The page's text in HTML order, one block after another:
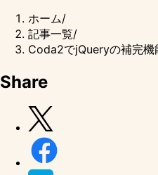
ホーム/
記事一覧/
Coda2でjQueryの補完機
Share